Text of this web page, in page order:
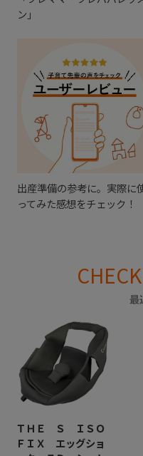
ン」
出産準備の参考に。実際に
ってみた感想をチェック！
最
ＴＨＥ Ｓ ＩＳＯ
ＦＩＸ エッグショ